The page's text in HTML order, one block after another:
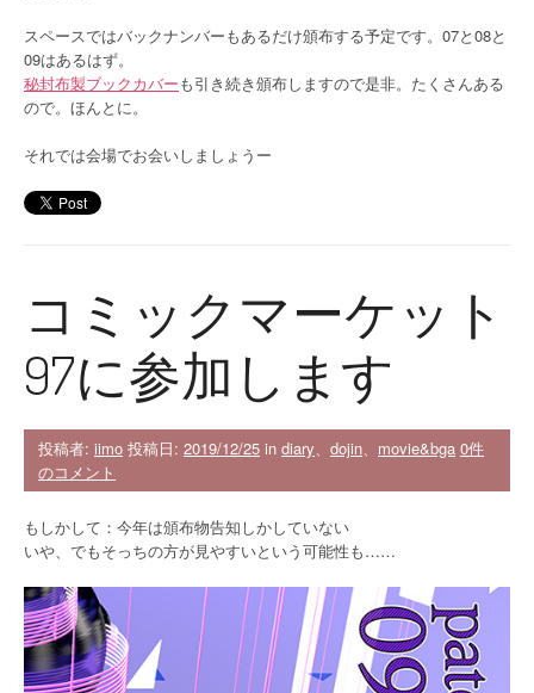
スペースではバックナンバーもあるだけ頒布する予定です。07と08と
09はあるはず。
秘封布製ブックカバーも引き続き頒布しますので是非。たくさんある
ので。ほんとに。
それでは会場でお会いしましょうー
コミックマーケット
97に参加します
投稿者: iimo 投稿日: 2019/12/25 in diary、 dojin、 movie&bga 0件
のコメント
もしかして：今年は頒布物告知しかしていない
いや、でもそっちの方が見やすいという可能性も……